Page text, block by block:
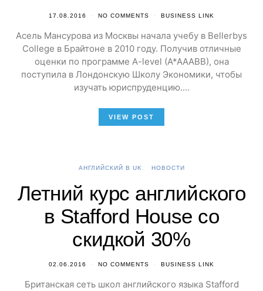
17.08.2016 NO COMMENTS BUSINESS LINK
Асель Мансурова из Москвы начала учебу в Bellerbys
College в Брайтоне в 2010 году. Получив отличные
оценки по программе A-level (A*AAABB), она
поступила в Лондонскую Школу Экономики, чтобы
изучать юриспруденцию.…
VIEW POST
АНГЛИЙСКИЙ В UK НОВОСТИ
Летний курс английского
в Stafford House со
скидкой 30%
02.06.2016 NO COMMENTS BUSINESS LINK
Британская сеть школ английского языка Stafford